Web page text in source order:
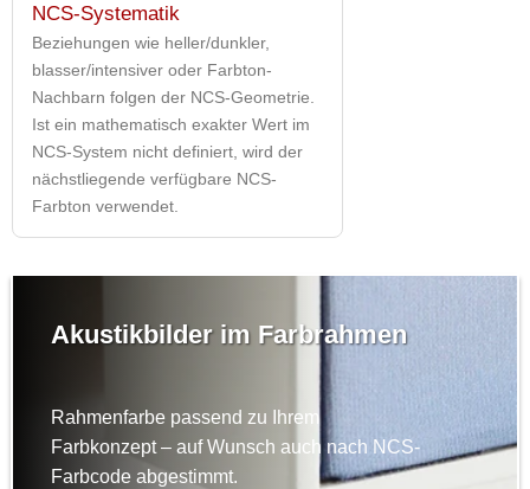
NCS-Systematik
Beziehungen wie heller/dunkler,
blasser/intensiver oder Farbton-
Nachbarn folgen der NCS-Geometrie.
Ist ein mathematisch exakter Wert im
NCS-System nicht definiert, wird der
nächstliegende verfügbare NCS-
Farbton verwendet.
Akustikbilder im Farbrahmen
Rahmenfarbe passend zu Ihrem
Farbkonzept – auf Wunsch auch nach NCS-
Farbcode abgestimmt.